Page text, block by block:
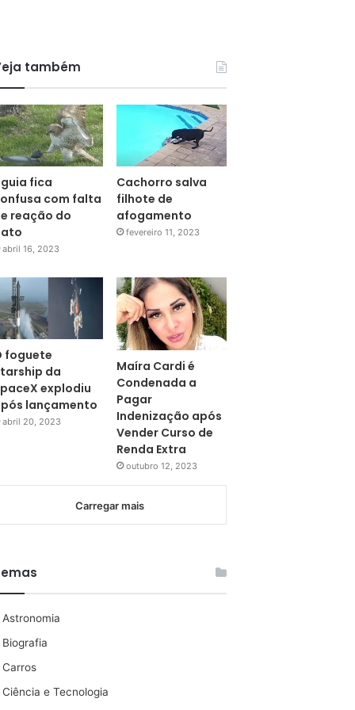
também
fica
com falta
reação do
abril 16, 2023
Cachorro salva
filhote de
afogamento
fevereiro 11, 2023
foguete
da
explodiu
lançamento
abril 20, 2023
Maíra Cardi é
Condenada a
Pagar
Indenização após
Vender Curso de
Renda Extra
outubro 12, 2023
Carregar mais
Astronomia
Biografia
Carros
Ciência e Tecnologia